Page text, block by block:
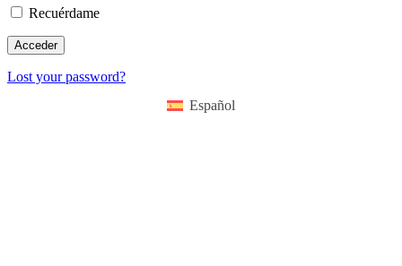
Recuérdame
Lost your password?
Español